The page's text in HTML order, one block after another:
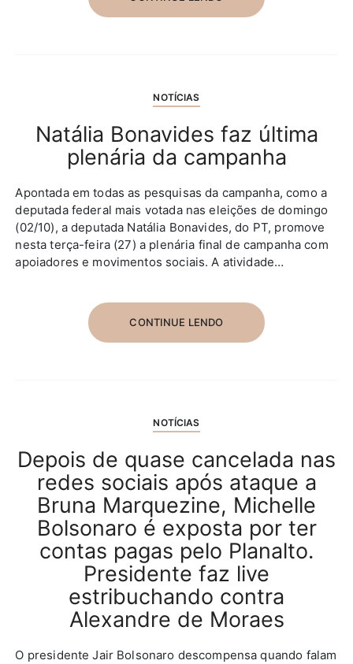
NOTÍCIAS
Natália Bonavides faz última
plenária da campanha
Apontada em todas as pesquisas da campanha, como a
deputada federal mais votada nas eleições de domingo
(02/10), a deputada Natália Bonavides, do PT, promove
nesta terça-feira (27) a plenária final de campanha com
apoiadores e movimentos sociais. A atividade…
CONTINUE LENDO
NOTÍCIAS
Depois de quase cancelada nas
redes sociais após ataque a
Bruna Marquezine, Michelle
Bolsonaro é exposta por ter
contas pagas pelo Planalto.
Presidente faz live
estribuchando contra
Alexandre de Moraes
O presidente Jair Bolsonaro descompensa quando falam